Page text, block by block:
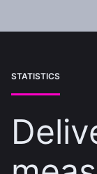
STATISTICS